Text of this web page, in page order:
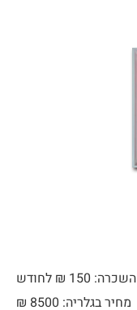
השכרה: 150 ₪ לחודש
מחיר בגלריה: 8500 ₪